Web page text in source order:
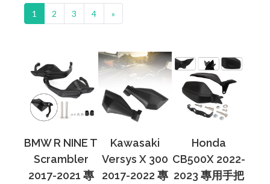
1 2 3 4 »
BMW R NINE T
Scrambler
2017-2021 專
Kawasaki
Versys X 300
2017-2022 專
Honda
CB500X 2022-
2023 專用手把